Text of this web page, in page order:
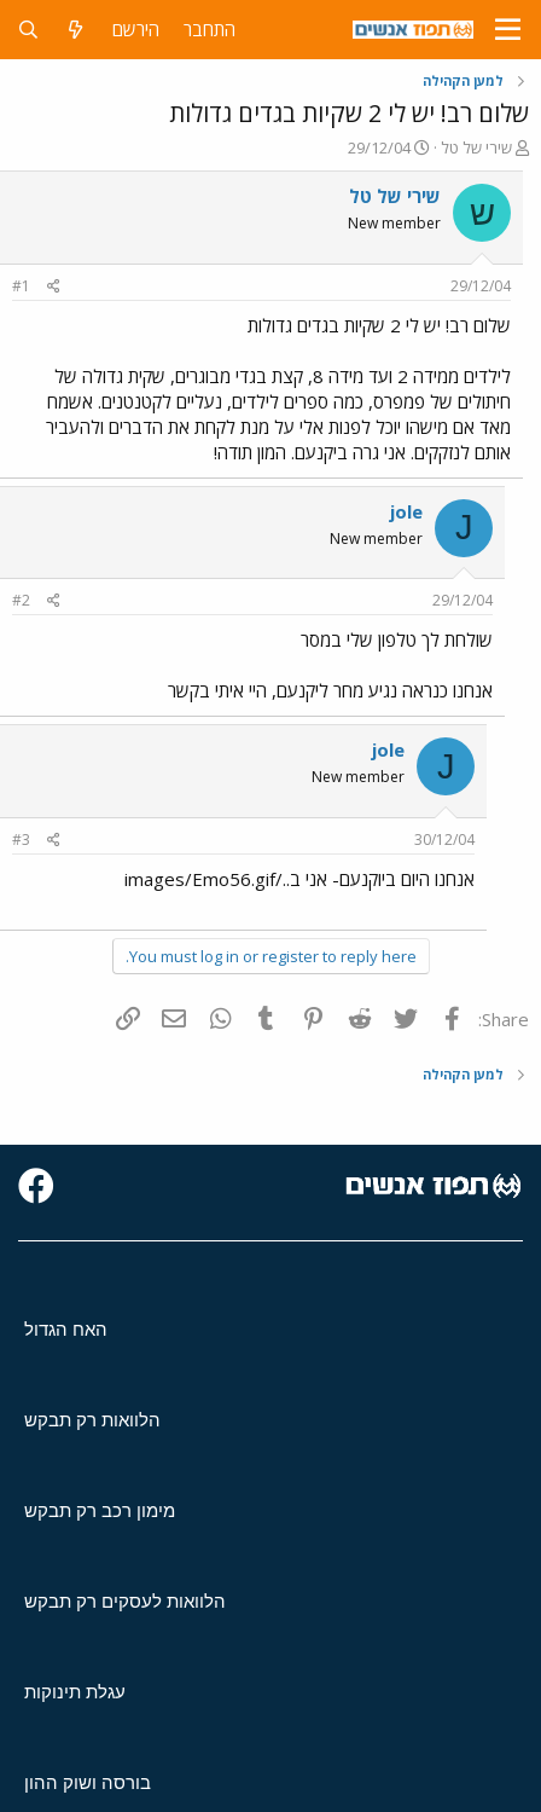
התחבר הירשם
למען הקהילה
שלום רב! יש לי 2 שקיות בגדים גדולות
פ
ו
ת
ח
ה
ש
א
שירי של טל
פ
ו
ר
ם
ר
29/12/04
ש שירי של טל
New member
29/12/04
#1
שלום רב! יש לי 2 שקיות בגדים גדולות
לילדים ממידה 2 ועד מידה 8, קצת בגדי מבוגרים, שקית גדולה של
חיתולים של פמפרס, כמה ספרים לילדים, נעליים לקטנטנים. אשמח
מאד אם מישהו יוכל לפנות אלי על מנת לקחת את הדברים ולהעביר
אותם לנזקקים. אני גרה ביקנעם. המון תודה!
J
jole
New member
29/12/04
#2
שולחת לך טלפון שלי במסר
אנחנו כנראה נגיע מחר ליקנעם, היי איתי בקשר
J
jole
New member
30/12/04
#3
אנחנו היום ביוקנעם- אני ב../images/Emo56.gif
You must log in or register to reply here.
Share: פייסבוק Twitter
Reddit
Pinterest
Tumblr
WhatsAppדואר אלקטרוני
למען הקהילה
האח הגדול
הלוואות רק תבקש
מימון רכב רק תבקש
הלוואות לעסקים רק תבקש
עגלת תינוקות
בורסה ושוק ההון